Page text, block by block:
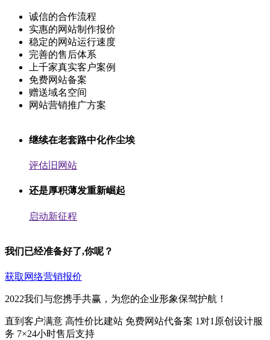
诚信的合作流程
实惠的网站制作报价
稳定的网站运行速度
完善的售后体系
上千家真实客户案例
免费网站备案
赠送域名空间
网站营销推广方案
继续在老套路中化作尘埃
评估旧网站
还是厚积薄发重新崛起
启动新征程
我们已经准备好了,你呢？
获取网络营销报价
2022我们与您携手共赢，为您的企业形象保驾护航！
直到客户满意 高性价比建站 免费网站代备案 1对1原创设计服
务 7×24小时售后支持